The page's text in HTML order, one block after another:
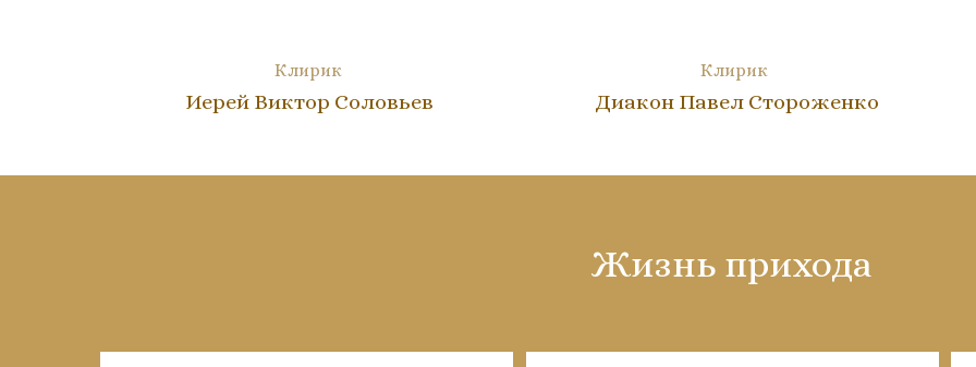
Клирик
Диакон Павел Стороженко
Клирик
Иерей Виктор Соловьев
Жизнь прихода